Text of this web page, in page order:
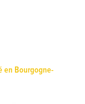
en Bourgogne-